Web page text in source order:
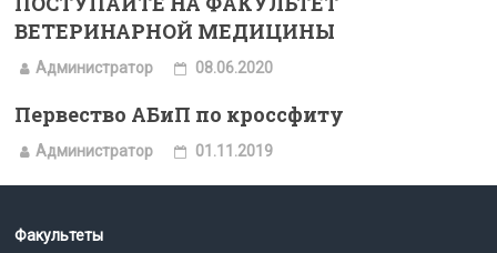
ВЕТЕРИНАРНОЙ МЕДИЦИНЫ
Администратор 08.06.2020
Первество АБиП по кроссфиту
Администратор 01.11.2019
Факультеты